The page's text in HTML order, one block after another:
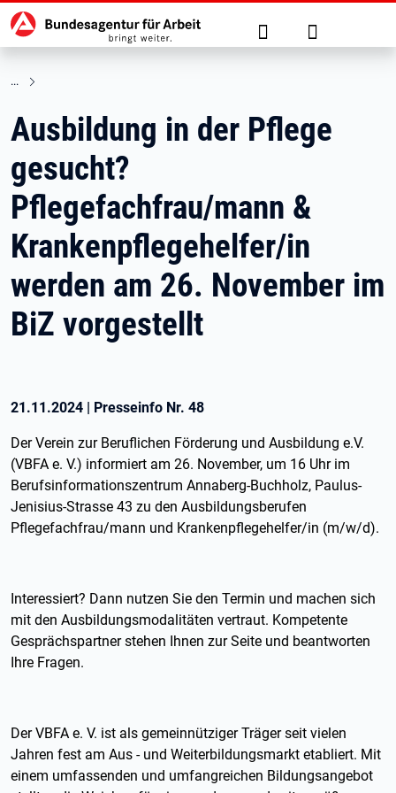
zu den Hauptinhalten springen
Hauptnavigation Suche Anmelden
Ausbildung in der Pflege
gesucht?
Pflegefachfrau/mann &
Krankenpflegehelfer/in
werden am 26. November im
BiZ vorgestellt
21.11.2024 | Presseinfo Nr. 48
Der Verein zur Beruflichen Förderung und Ausbildung e.V.
(VBFA e. V.) informiert am 26. November, um 16 Uhr im
Berufsinformationszentrum Annaberg-Buchholz, Paulus-
Jenisius-Strasse 43 zu den Ausbildungsberufen
Pflegefachfrau/mann und Krankenpflegehelfer/in (m/w/d).
Interessiert? Dann nutzen Sie den Termin und machen sich
mit den Ausbildungsmodalitäten vertraut. Kompetente
Gesprächspartner stehen Ihnen zur Seite und beantworten
Ihre Fragen.
Der VBFA e. V. ist als gemeinnütziger Träger seit vielen
Jahren fest am Aus - und Weiterbildungsmarkt etabliert. Mit
einem umfassenden und umfangreichen Bildungsangebot